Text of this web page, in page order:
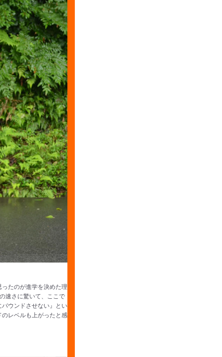
たのが進学を決めた理
速さに驚いて、ここで
ウンドさせない』とい
レベルも上がったと感